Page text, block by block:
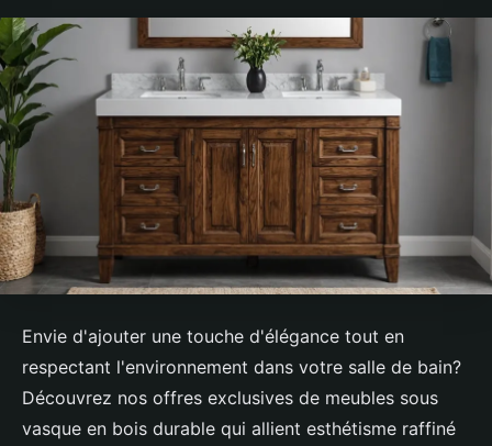
Envie d'ajouter une touche d'élégance tout en
respectant l'environnement dans votre salle de bain?
Découvrez nos offres exclusives de meubles sous
vasque en bois durable qui allient esthétisme raffiné